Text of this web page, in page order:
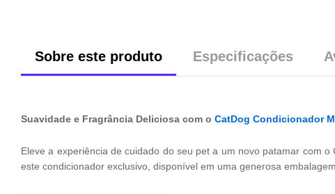
Sobre este produto Especificações
Suavidade e Fragrância Deliciosa com o CatDog Condicionador
Eleve a experiência de cuidado do seu pet a um novo patamar com
este condicionador exclusivo, disponível em uma generosa